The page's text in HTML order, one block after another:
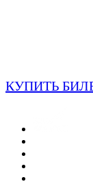
КУПИТЬ